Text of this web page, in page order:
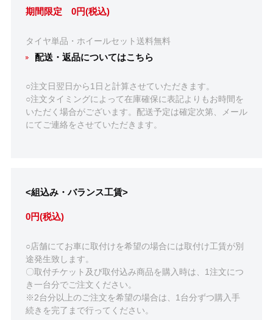
期間限定 0円(税込)
タイヤ単品・ホイールセット送料無料
配送・返品についてはこちら
○注文日翌日から1日と計算させていただきます。
○注文タイミングによって在庫確保に表記よりもお時間を
いただく場合がございます。配送予定は確定次第、メール
にてご連絡をさせていただきます。
<組込み・バランス工賃>
0円(税込)
○店舗にてお車に取付けを希望の場合には取付け工賃が別
途発生致します。
〇取付チケット及び取付込み商品を購入時は、1注文につ
き一台分でご注文ください。
※2台分以上のご注文を希望の場合は、1台分ずつ購入手
続きを完了まで行ってください。